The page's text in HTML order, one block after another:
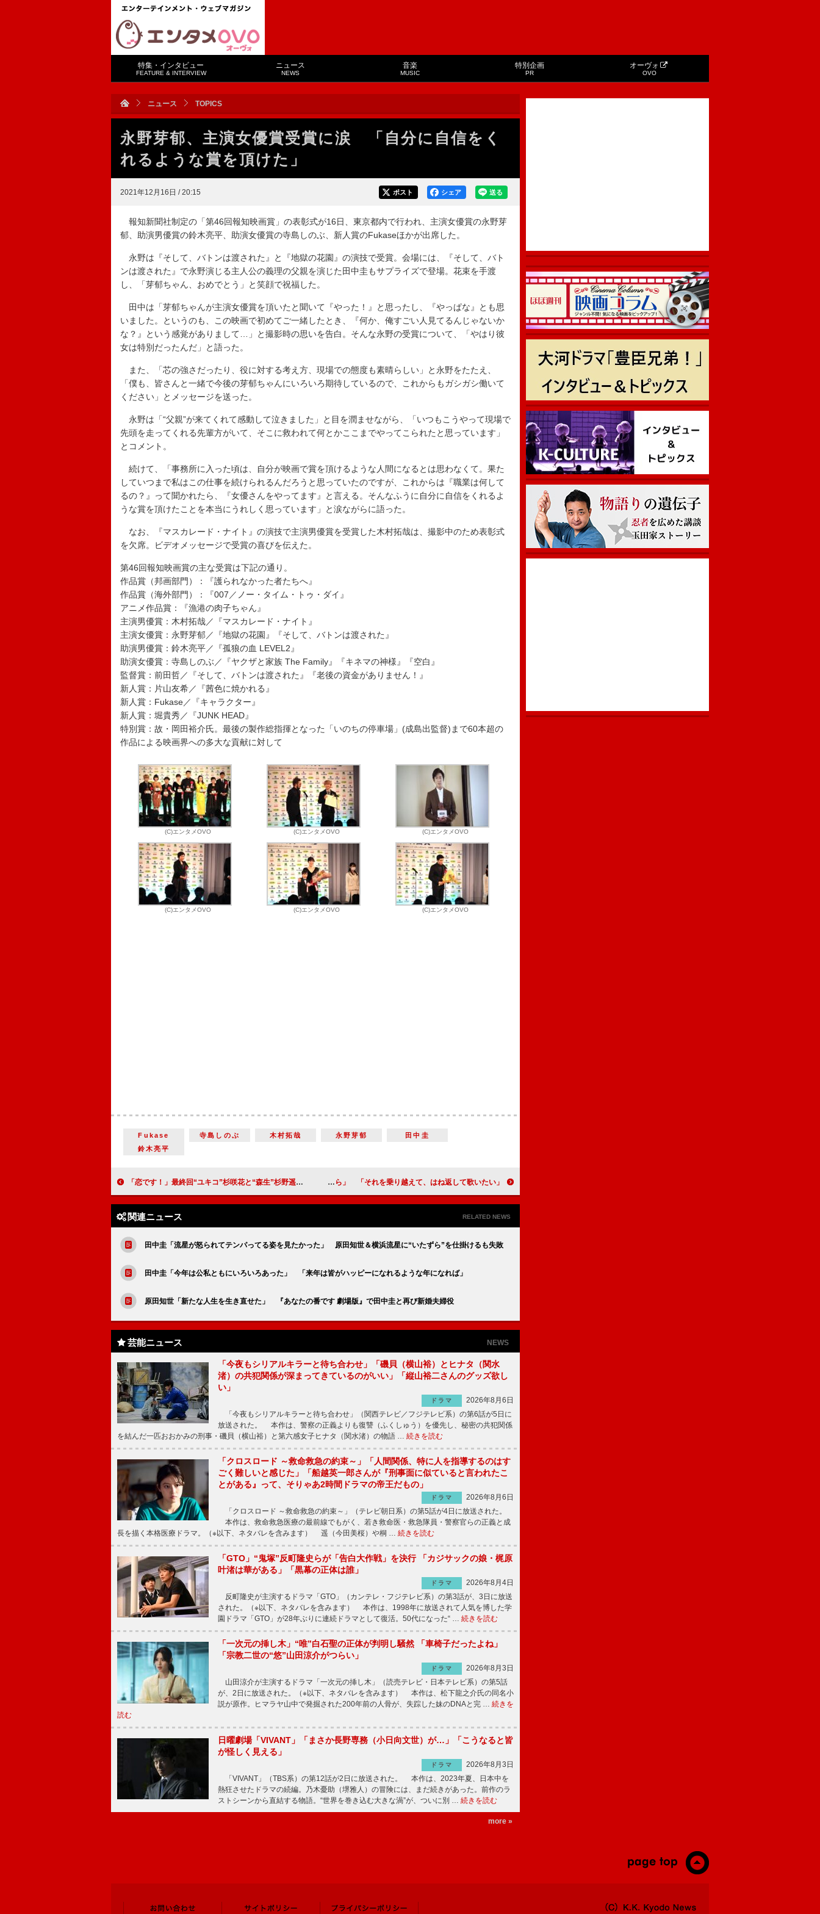
特集・インタビュー
FEATURE & INTERVIEW
ニュース
NEWS
音楽
MUSIC
特別企画
PR
オーヴォ
OVO
ニュース TOPICS
永野芽郁、主演女優賞受賞に涙 「自分に自信をく
れるような賞を頂けた」
2021年12月16日 / 20:15 送る
シェア
ポスト
報知新聞社制定の「第46回報知映画賞」の表彰式が16日、東京都内で行われ、主演女優賞の永野芽
郁、助演男優賞の鈴木亮平、助演女優賞の寺島しのぶ、新人賞のFukaseほかが出席した。
永野は『そして、バトンは渡された』と『地獄の花園』の演技で受賞。会場には、『そして、バト
ンは渡された』で永野演じる主人公の義理の父親を演じた田中圭もサプライズで登場。花束を手渡
し、「芽郁ちゃん、おめでとう」と笑顔で祝福した。
田中は「芽郁ちゃんが主演女優賞を頂いたと聞いて『やった！』と思ったし、『やっぱな』とも思
いました。というのも、この映画で初めてご一緒したとき、『何か、俺すごい人見てるんじゃないか
な？』という感覚がありまして…」と撮影時の思いを告白。そんな永野の受賞について、「やはり彼
女は特別だったんだ」と語った。
また、「芯の強さだったり、役に対する考え方、現場での態度も素晴らしい」と永野をたたえ、
「僕も、皆さんと一緒で今後の芽郁ちゃんにいろいろ期待しているので、これからもガシガシ働いて
ください」とメッセージを送った。
永野は「“父親”が来てくれて感動して泣きました」と目を潤ませながら、「いつもこうやって現場で
先頭を走ってくれる先輩方がいて、そこに救われて何とかここまでやってこられたと思っています」
とコメント。
続けて、「事務所に入った頃は、自分が映画で賞を頂けるような人間になるとは思わなくて。果た
していつまで私はこの仕事を続けられるんだろうと思っていたのですが、これからは『職業は何して
るの？』って聞かれたら、『女優さんをやってます』と言える。そんなふうに自分に自信をくれるよ
うな賞を頂けたことを本当にうれしく思っています」と涙ながらに語った。
なお、『マスカレード・ナイト』の演技で主演男優賞を受賞した木村拓哉は、撮影中のため表彰式
を欠席。ビデオメッセージで受賞の喜びを伝えた。
第46回報知映画賞の主な受賞は下記の通り。
作品賞（邦画部門）：『護られなかった者たちへ』
作品賞（海外部門）：『007／ノー・タイム・トゥ・ダイ』
アニメ作品賞：『漁港の肉子ちゃん』
主演男優賞：木村拓哉／『マスカレード・ナイト』
主演女優賞：永野芽郁／『地獄の花園』『そして、バトンは渡された』
助演男優賞：鈴木亮平／『孤狼の血 LEVEL2』
助演女優賞：寺島しのぶ／『ヤクザと家族 The Family』『キネマの神様』『空白』
監督賞：前田哲／『そして、バトンは渡された』『老後の資金がありません！』
新人賞：片山友希／『茜色に焼かれる』
新人賞：Fukase／『キャラクター』
新人賞：堀貴秀／『JUNK HEAD』
特別賞：故・岡田裕介氏。最後の製作総指揮となった「いのちの停車場」(成島出監督)まで60本超の
作品による映画界への多大な貢献に対して
(C)エンタメOVO (C)エンタメOVO (C)エンタメOVO
(C)エンタメOVO (C)エンタメOVO (C)エンタメOVO
Fukase 寺島しのぶ 木村拓哉 永野芽郁
田中圭
鈴木亮平
「恋です！」最終回“ユキコ”杉咲花と“森生”杉野遥亮が再会 「力強いメッセージをもらった」「森生の『照れんじゃねえか』も最高」 松本白鸚、弟・中村吉右衛門さんを亡くし「たった一人の弟でしたから」 「それを乗り越えて、はね返して歌いたい」
関連ニュース RELATED NEWS
田中圭「流星が怒られてテンパってる姿を見たかった」 原田知世＆横浜流星に“いたずら”を仕掛けるも失敗
田中圭「今年は公私ともにいろいろあった」 「来年は皆がハッピーになれるような年になれば」
原田知世「新たな人生を生き直せた」 『あなたの番です 劇場版』で田中圭と再び新婚夫婦役
芸能ニュース NEWS
「今夜もシリアルキラーと待ち合わせ」「磯貝（横山裕）とヒナタ（関水
渚）の共犯関係が深まってきているのがいい」「縦山裕二さんのグッズ欲し
い」
ドラマ
2026年8月6日
「今夜もシリアルキラーと待ち合わせ」（関西テレビ／フジテレビ系）の第6話が5日に
放送された。 本作は、警察の正義よりも復讐（ふくしゅう）を優先し、秘密の共犯関係
を結んだ一匹おおかみの刑事・磯貝（横山裕）と第六感女子ヒナタ（関水渚）の物語 … 続きを読む
「クロスロード ～救命救急の約束～」「人間関係、特に人を指導するのはす
ごく難しいと感じた」「船越英一郎さんが『刑事面に似ていると言われたこ
とがある』って、そりゃあ2時間ドラマの帝王だもの」
ドラマ
2026年8月6日
「クロスロード ～救命救急の約束～」（テレビ朝日系）の第5話が4日に放送された。
本作は、救命救急医療の最前線でもがく、若き救命医・救急隊員・警察官らの正義と成
長を描く本格医療ドラマ。（※以下、ネタバレを含みます） 遥（今田美桜）や桐 … 続きを読む
「GTO」“鬼塚”反町隆史らが「告白大作戦」を決行 「カジサックの娘・梶原
叶渚は華がある」「黒幕の正体は誰」
ドラマ
2026年8月4日
反町隆史が主演するドラマ「GTO」（カンテレ・フジテレビ系）の第3話が、3日に放送
された。（※以下、ネタバレを含みます） 本作は、1998年に放送されて人気を博した学
園ドラマ「GTO」が28年ぶりに連続ドラマとして復活。50代になった“ … 続きを読む
「一次元の挿し木」“唯”白石聖の正体が判明し騒然 「車椅子だったよね」
「宗教二世の“悠”山田涼介がつらい」
ドラマ
2026年8月3日
山田涼介が主演するドラマ「一次元の挿し木」（読売テレビ・日本テレビ系）の第5話
が、2日に放送された。（※以下、ネタバレを含みます） 本作は、松下龍之介氏の同名小
説が原作。ヒマラヤ山中で発掘された200年前の人骨が、失踪した妹のDNAと完 … 続きを
読む
日曜劇場「VIVANT」「まさか長野専務（小日向文世）が…」「こうなると皆
が怪しく見える」
ドラマ
2026年8月3日
「VIVANT」（TBS系）の第12話が2日に放送された。 本作は、2023年夏、日本中を
熱狂させたドラマの続編。乃木憂助（堺雅人）の冒険には、まだ続きがあった。前作のラ
ストシーンから直結する物語。“世界を巻き込む大きな渦”が、ついに別 … 続きを読む
more »